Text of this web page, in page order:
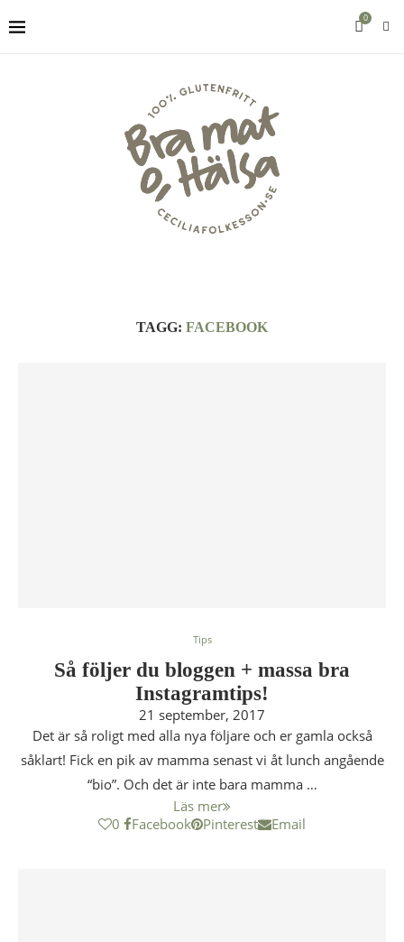
0
TAGG: FACEBOOK
Tips
Så följer du bloggen + massa bra
Instagramtips!
21 september, 2017
Det är så roligt med alla nya följare och er gamla också
såklart! Fick en pik av mamma senast vi åt lunch angående
“bio”. Och det är inte bara mamma …
Läs mer
0
Facebook Pinterest Email